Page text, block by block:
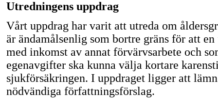
Utredningens uppdrag
Vårt uppdrag har varit att utreda om
är ändamålsenlig som bortre gräns för att en
med inkomst av annat förvärvsarbete och
egenavgifter ska kunna välja kortare
sjukförsäkringen. I uppdraget ligger att
nödvändiga författningsförslag.